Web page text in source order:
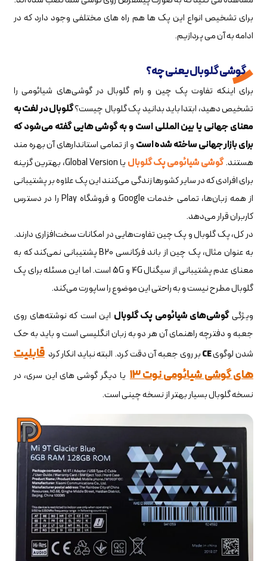
برای تشخیص انواع این پک ها هم راه های مختلفی وجود دارد که در
ادامه به آن می پردازیم.
گوشی گلوبال یعنی چه؟
برای اینکه تفاوت پک چین و رام گلوبال در گوشی‌های شیائومی را
تشخیص دهید، ابتدا باید بدانید پک گلوبال چیست؟گلوبال در لغت به
معنای جهانی یا بین المللی است و به گوشی هایی گفته می‌شود که
برای بازار جهانی ساخته شده است و از تمامی استاندارهای آن بهره مند
هستند.گوشی شیائومی پک گلوبال
یا Global Version، بهترین گزینه
برای افرادی که در سایر کشورها زندگی می‌کنند این پک علاوه بر پشتیبانی
از همه زبان‌ها، تمامی خدمات Google و فروشگاه Play را در دسترس
کاربران قرار می‌دهد.
در کل، پک گلوبال و پک چین تفاوت‌هایی در امکانات سخت‌افزاری دارند.
به عنوان مثال، پک چین از باند فرکانسی B20 پشتیبانی نمی‌کند که به
معنای عدم پشتیبانی از سیگنال 4G و 5G است. اما این مسئله برای پک
گلوبال مطرح نیست و به راحتی این موضوع را ساپورت می‌کند.
ویژگیگوشی‌های شیائومی پک گلوبال این است که نوشته‌های روی
جعبه و دفترچه راهنمای آن هر دو به زبان انگلیسی است و باید به حک
شدن لوگویCEبر روی جعبه آن دقت کرد. البته نباید انکار کرد قابلیت
های گوشی شیائومی نوت ۱۳
یا دیگر گوشی های این سری، در
نسخه گلوبال بسیار بهتر از نسخه چینی است.